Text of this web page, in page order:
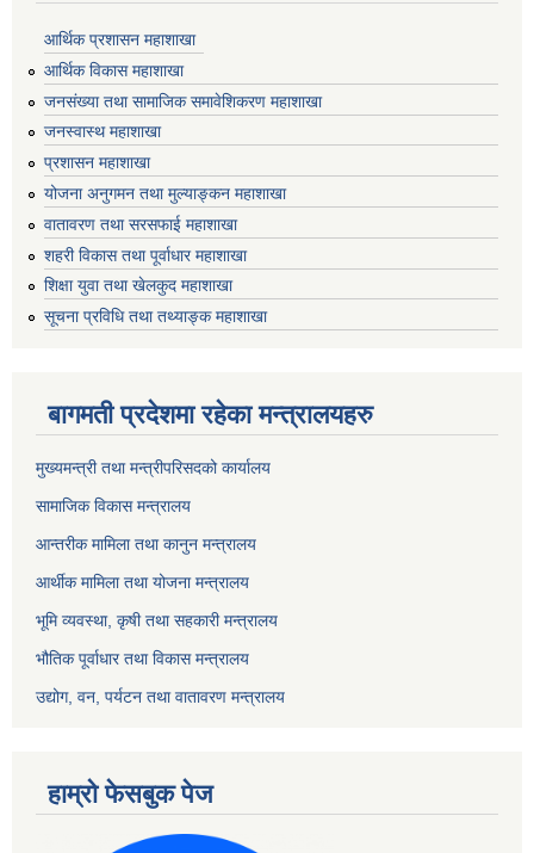
आर्थिक प्रशासन महाशाखा
आर्थिक विकास महाशाखा
जनसंख्या तथा सामाजिक समावेशिकरण महाशाखा
जनस्वास्थ महाशाखा
प्रशासन महाशाखा
योजना अनुगमन तथा मुल्याङ्कन महाशाखा
वातावरण तथा सरसफाई महाशाखा
शहरी विकास तथा पूर्वाधार महाशाखा
शिक्षा युवा तथा खेलकुद महाशाखा
सूचना प्रविधि तथा तथ्याङ्क महाशाखा
बागमती प्रदेशमा रहेका मन्त्रालयहरु
मुख्यमन्त्री तथा मन्त्रीपरिसदको कार्यालय
सामाजिक विकास मन्त्रालय
आन्तरीक मामिला तथा कानुन मन्त्रालय
आर्थीक मामिला तथा योजना मन्त्रालय
भूमि व्यवस्था, कृषी तथा सहकारी मन्त्रालय
भौतिक पूर्वाधार तथा विकास मन्त्रालय
उद्योग, वन, पर्यटन तथा वातावरण मन्त्रालय
हाम्रो फेसबुक पेज